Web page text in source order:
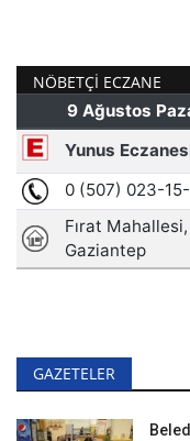
NÖBETÇI ECZANE
GAZETELER